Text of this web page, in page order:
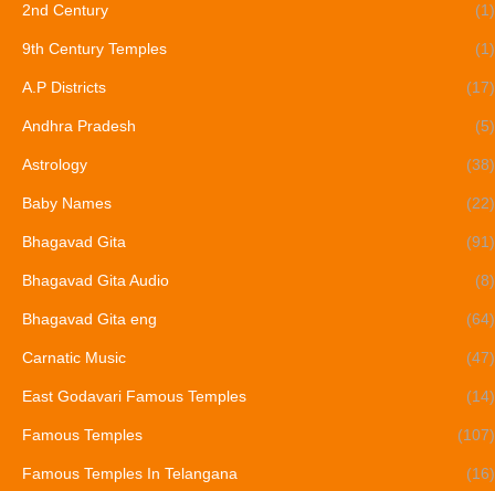
2nd Century (1)
9th Century Temples (1)
A.P Districts (17)
Andhra Pradesh (5)
Astrology (38)
Baby Names (22)
Bhagavad Gita (91)
Bhagavad Gita Audio (8)
Bhagavad Gita eng (64)
Carnatic Music (47)
East Godavari Famous Temples (14)
Famous Temples (107)
Famous Temples In Telangana (16)